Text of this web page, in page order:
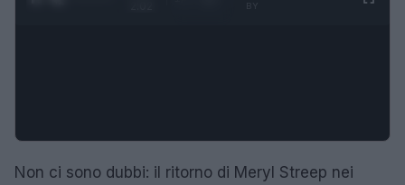
Non ci sono dubbi: il ritorno di Meryl Streep nei